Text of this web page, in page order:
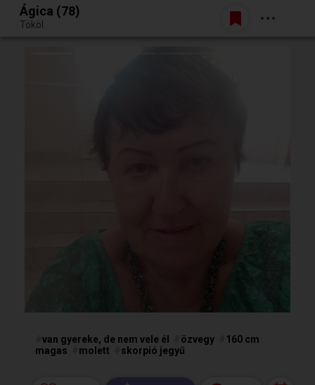
Egy jó randiból bármi lehet.
Belépés
Ágica (78)
Tököl
van gyereke, de nem vele él özvegy
160 cm
magas
molett skorpió jegyű